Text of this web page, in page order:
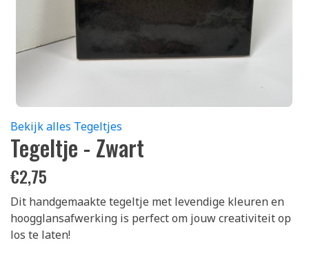
Bekijk alles Tegeltjes
Tegeltje - Zwart
€2,75
Dit handgemaakte tegeltje met levendige kleuren en
hoogglansafwerking is perfect om jouw creativiteit op
los te laten!